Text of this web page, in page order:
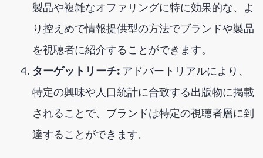
製品や複雑なオファリングに特に効果的な、よ
り控えめで情報提供型の方法でブランドや製品
を視聴者に紹介することができます。
ターゲットリーチ: アドバートリアルにより、
特定の興味や人口統計に合致する出版物に掲載
されることで、ブランドは特定の視聴者層に到
達することができます。